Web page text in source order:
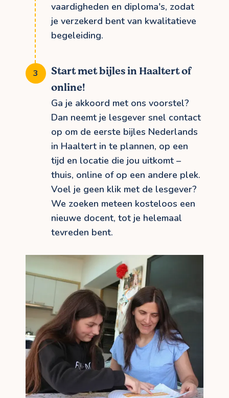
vaardigheden en diploma's, zodat
je verzekerd bent van kwalitatieve
begeleiding.
Start met bijles in Haaltert of
online!
Ga je akkoord met ons voorstel?
Dan neemt je lesgever snel contact
op om de eerste bijles Nederlands
in Haaltert in te plannen, op een
tijd en locatie die jou uitkomt –
thuis, online of op een andere plek.
Voel je geen klik met de lesgever?
We zoeken meteen kosteloos een
nieuwe docent, tot je helemaal
tevreden bent.